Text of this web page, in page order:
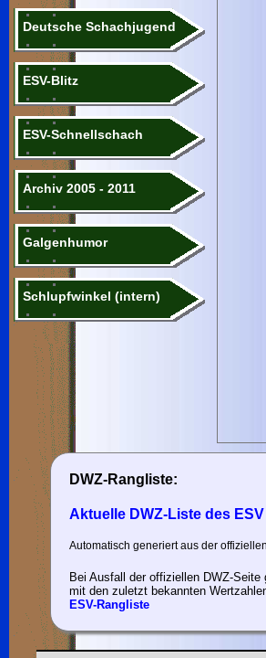
Deutsche Schachjugend
ESV-Blitz
ESV-Schnellschach
Archiv 2005 - 2011
Galgenhumor
Schlupfwinkel (intern)
DWZ-Rangliste:
Aktuelle DWZ-Liste des ESV
Automatisch generiert aus der
Bei Ausfall der offiziellen DWZ-Seite
mit den zuletzt bekannten
ESV-Rangliste